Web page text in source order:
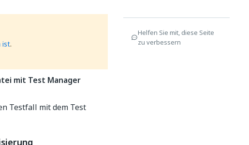
ist.
mit Test Manager
Testfall mit dem Test
Helfen Sie mit, diese Seite
zu verbessern